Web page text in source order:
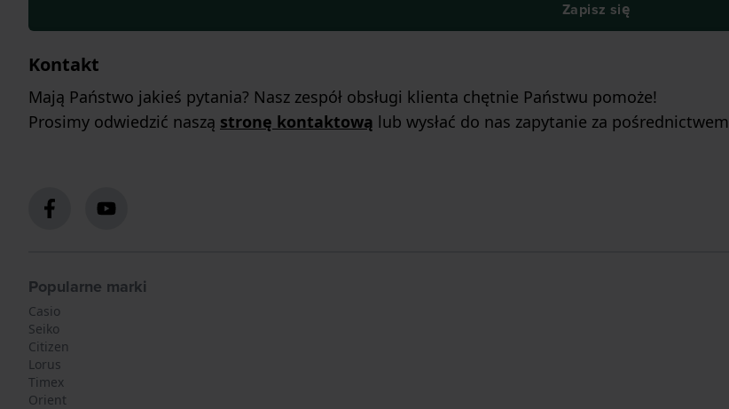
Zapisz się
Kontakt
Mają Państwo jakieś pytania? Nasz zespół obsługi klienta chętnie Państwu pomoże!
Prosimy odwiedzić naszą stronę kontaktową lub wysłać do nas zapytanie za pośrednictwem
Popularne marki
Casio
Seiko
Citizen
Lorus
Timex
Orient